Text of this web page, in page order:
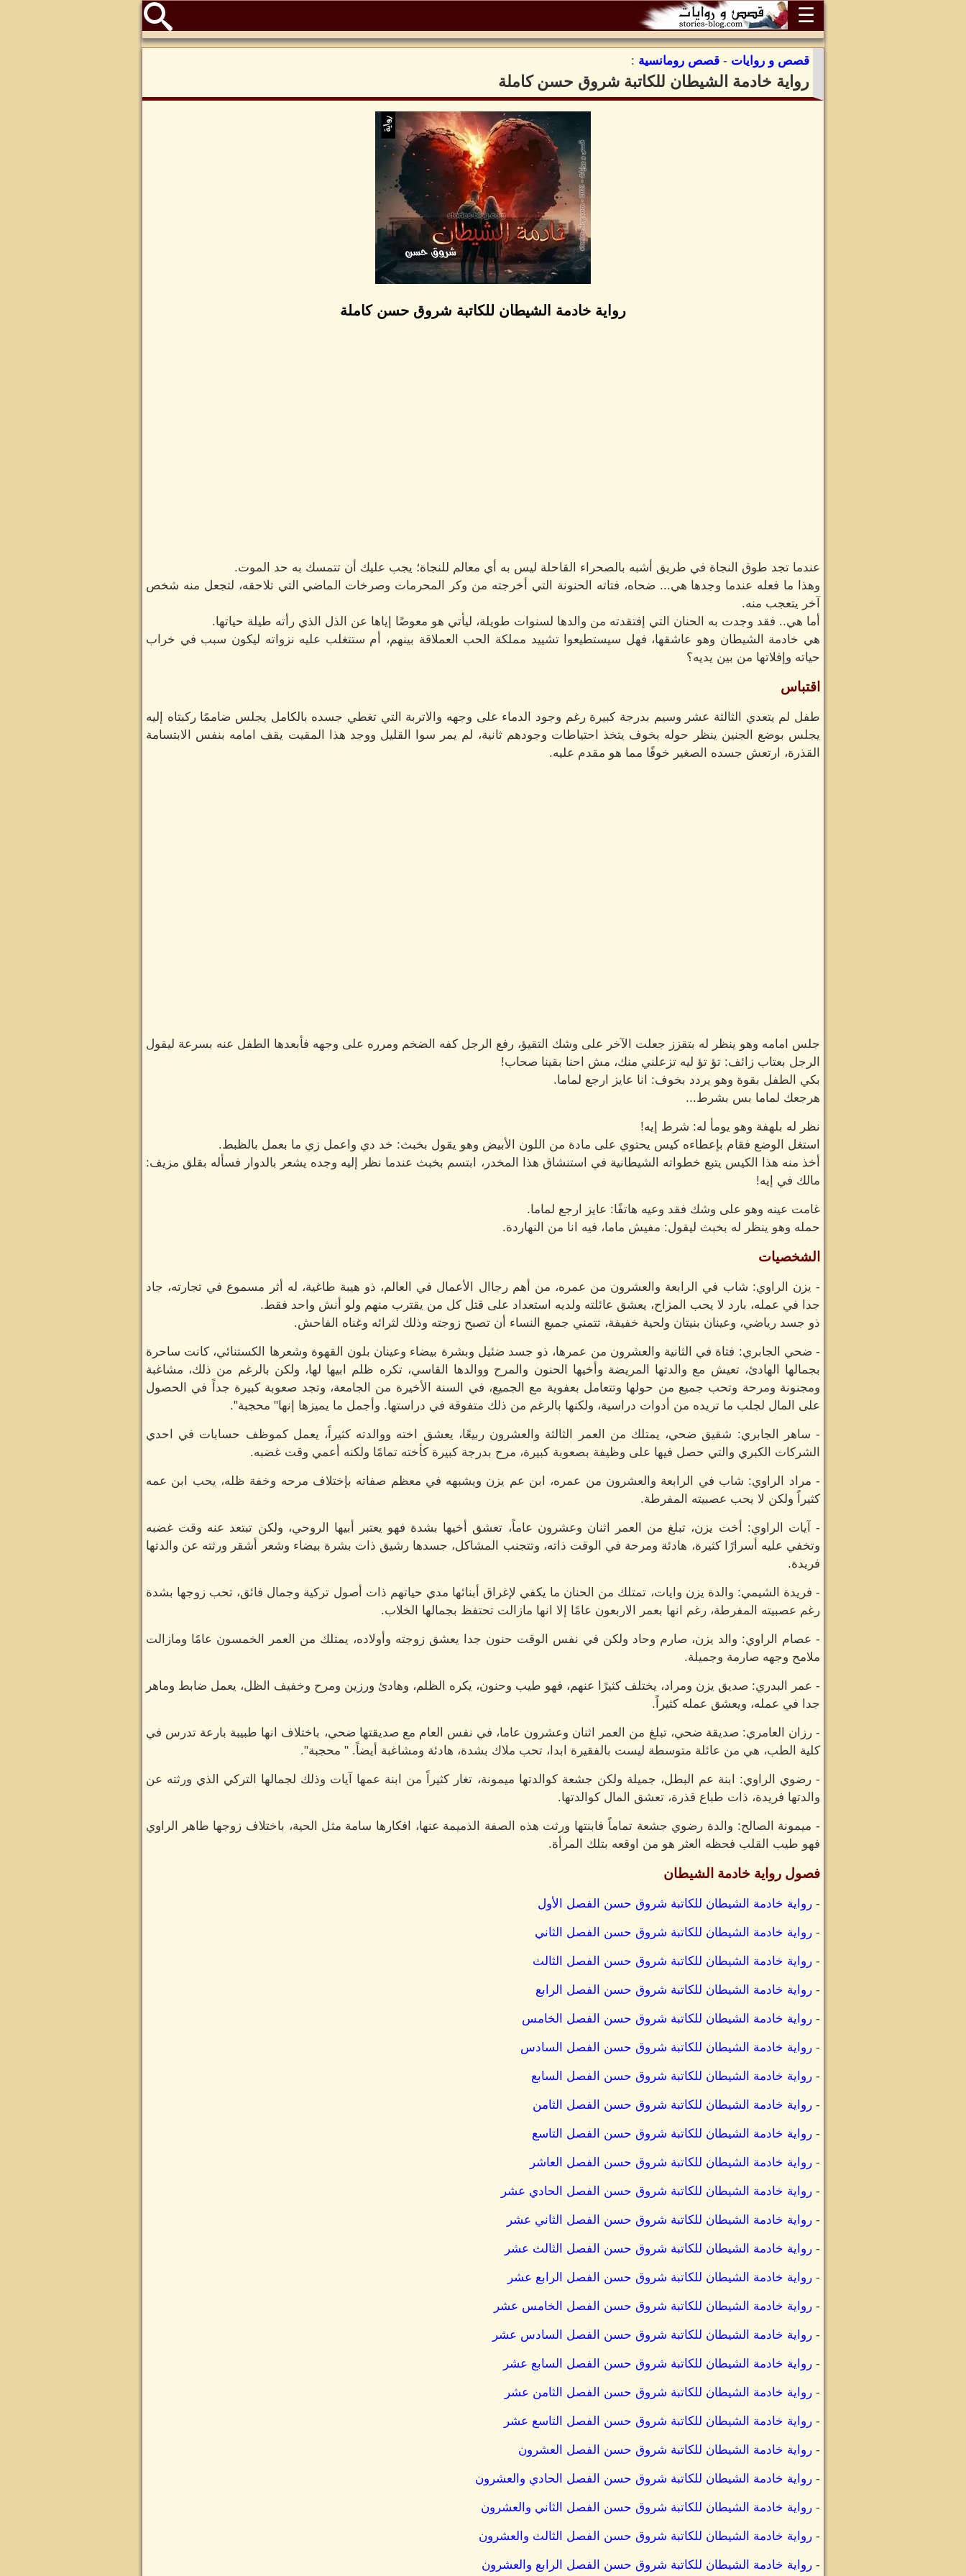
☰
قصص و روايات - قصص رومانسية :
رواية خادمة الشيطان للكاتبة شروق حسن كاملة
رواية خادمة الشيطان للكاتبة شروق حسن كاملة
عندما تجد طوق النجاة في طريق أشبه بالصحراء القاحلة ليس به أي معالم للنجاة؛ يجب عليك أن تتمسك به حد الموت.
وهذا ما فعله عندما وجدها هي... ضحاه، فتاته الحنونة التي أخرجته من وكر المحرمات وصرخات الماضي التي تلاحقه، لتجعل منه شخص
آخر يتعجب منه.
أما هي.. فقد وجدت به الحنان التي إفتقدته من والدها لسنوات طويلة، ليأتي هو معوضًا إياها عن الذل الذي رأته طيلة حياتها.
هي خادمة الشيطان وهو عاشقها، فهل سيستطيعوا تشييد مملكة الحب العملاقة بينهم، أم ستتغلب عليه نزواته ليكون سبب في خراب
حياته وإفلاتها من بين يديه؟
اقتباس
طفل لم يتعدي الثالثة عشر وسيم بدرجة كبيرة رغم وجود الدماء على وجهه والاتربة التي تغطي جسده بالكامل يجلس ضاممًا ركبتاه إليه
يجلس بوضع الجنين ينظر حوله بخوف يتخذ احتياطات وجودهم ثانية، لم يمر سوا القليل ووجد هذا المقيت يقف امامه بنفس الابتسامة
القذرة، ارتعش جسده الصغير خوفًا مما هو مقدم عليه.
جلس امامه وهو ينظر له بتقزز جعلت الآخر على وشك التقيؤ، رفع الرجل كفه الضخم ومرره على وجهه فأبعدها الطفل عنه بسرعة ليقول
الرجل بعتاب زائف: تؤ تؤ ليه تزعلني منك، مش احنا بقينا صحاب!
بكي الطفل بقوة وهو يردد بخوف: انا عايز ارجع لماما.
هرجعك لماما بس بشرط...
نظر له بلهفة وهو يومأ له: شرط إيه!
استغل الوضع فقام بإعطاءه كيس يحتوي على مادة من اللون الأبيض وهو يقول بخبث: خد دي واعمل زي ما بعمل بالظبط.
أخذ منه هذا الكيس يتبع خطواته الشيطانية في استنشاق هذا المخدر، ابتسم بخبث عندما نظر إليه وجده يشعر بالدوار فسأله بقلق مزيف:
مالك في إيه!
غامت عينه وهو على وشك فقد وعيه هاتفًا: عايز ارجع لماما.
حمله وهو ينظر له بخبث ليقول: مفيش ماما، فيه انا من النهاردة.
الشخصيات
- يزن الراوي: شاب في الرابعة والعشرون من عمره، من أهم رجاال الأعمال في العالم، ذو هيبة طاغية، له أثر مسموع في تجارته، جاد
جدا في عمله، بارد لا يحب المزاح، يعشق عائلته ولديه استعداد على قتل كل من يقترب منهم ولو أنش واحد فقط.
ذو جسد رياضي، وعينان بنيتان ولحية خفيفة، تتمني جميع النساء أن تصبح زوجته وذلك لثرائه وغناه الفاحش.
- ضحي الجابري: فتاة في الثانية والعشرون من عمرها، ذو جسد ضئيل وبشرة بيضاء وعينان بلون القهوة وشعرها الكستنائي، كانت ساحرة
بجمالها الهادئ، تعيش مع والدتها المريضة وأخيها الحنون والمرح ووالدها القاسي، تكره ظلم ابيها لها، ولكن بالرغم من ذلك، مشاغبة
ومجنونة ومرحة وتحب جميع من حولها وتتعامل بعفوية مع الجميع، في السنة الأخيرة من الجامعة، وتجد صعوبة كبيرة جداً في الحصول
على المال لجلب ما تريده من أدوات دراسية، ولكنها بالرغم من ذلك متفوقة في دراستها. وأجمل ما يميزها إنها" محجبة".
- ساهر الجابري: شقيق ضحي، يمتلك من العمر الثالثة والعشرون ربيعًا، يعشق اخته ووالدته كثيراً، يعمل كموظف حسابات في احدي
الشركات الكبري والتي حصل فيها على وظيفة بصعوبة كبيرة، مرح بدرجة كبيرة كأخته تمامًا ولكنه أعمي وقت غضبه.
- مراد الراوي: شاب في الرابعة والعشرون من عمره، ابن عم يزن ويشبهه في معظم صفاته بإختلاف مرحه وخفة ظله، يحب ابن عمه
كثيراً ولكن لا يحب عصبيته المفرطة.
- آيات الراوي: أخت يزن، تبلغ من العمر اثنان وعشرون عاماً، تعشق أخيها بشدة فهو يعتبر أبيها الروحي، ولكن تبتعد عنه وقت غضبه
وتخفي عليه أسرارًا كثيرة، هادئة ومرحة في الوقت ذاته، وتتجنب المشاكل، جسدها رشيق ذات بشرة بيضاء وشعر أشقر ورثته عن والدتها
فريدة.
- فريدة الشيمي: والدة يزن وايات، تمتلك من الحنان ما يكفي لإغراق أبنائها مدي حياتهم ذات أصول تركية وجمال فائق، تحب زوجها بشدة
رغم عصبيته المفرطة، رغم انها بعمر الاربعون عامًا إلا انها مازالت تحتفظ بجمالها الخلاب.
- عصام الراوي: والد يزن، صارم وحاد ولكن في نفس الوقت حنون جدا يعشق زوجته وأولاده، يمتلك من العمر الخمسون عامًا ومازالت
ملامح وجهه صارمة وجميلة.
- عمر البدري: صديق يزن ومراد، يختلف كثيرًا عنهم، فهو طيب وحنون، يكره الظلم، وهادئ ورزين ومرح وخفيف الظل، يعمل ضابط وماهر
جدا في عمله، ويعشق عمله كثيراً.
- رزان العامري: صديقة ضحي، تبلغ من العمر اثنان وعشرون عاما، في نفس العام مع صديقتها ضحي، باختلاف انها طبيبة بارعة تدرس في
كلية الطب، هي من عائلة متوسطة ليست بالفقيرة ابدا، تحب ملاك بشدة، هادئة ومشاغبة أيضاً. " محجبة".
- رضوي الراوي: ابنة عم البطل، جميلة ولكن جشعة كوالدتها ميمونة، تغار كثيراً من ابنة عمها آيات وذلك لجمالها التركي الذي ورثته عن
والدتها فريدة، ذات طباع قذرة، تعشق المال كوالدتها.
- ميمونة الصالح: والدة رضوي جشعة تماماً فابنتها ورثت هذه الصفة الذميمة عنها، افكارها سامة مثل الحية، باختلاف زوجها طاهر الراوي
فهو طيب القلب فحظه العثر هو من اوقعه بتلك المرأة.
فصول رواية خادمة الشيطان
- رواية خادمة الشيطان للكاتبة شروق حسن الفصل الأول
- رواية خادمة الشيطان للكاتبة شروق حسن الفصل الثاني
- رواية خادمة الشيطان للكاتبة شروق حسن الفصل الثالث
- رواية خادمة الشيطان للكاتبة شروق حسن الفصل الرابع
- رواية خادمة الشيطان للكاتبة شروق حسن الفصل الخامس
- رواية خادمة الشيطان للكاتبة شروق حسن الفصل السادس
- رواية خادمة الشيطان للكاتبة شروق حسن الفصل السابع
- رواية خادمة الشيطان للكاتبة شروق حسن الفصل الثامن
- رواية خادمة الشيطان للكاتبة شروق حسن الفصل التاسع
- رواية خادمة الشيطان للكاتبة شروق حسن الفصل العاشر
- رواية خادمة الشيطان للكاتبة شروق حسن الفصل الحادي عشر
- رواية خادمة الشيطان للكاتبة شروق حسن الفصل الثاني عشر
- رواية خادمة الشيطان للكاتبة شروق حسن الفصل الثالث عشر
- رواية خادمة الشيطان للكاتبة شروق حسن الفصل الرابع عشر
- رواية خادمة الشيطان للكاتبة شروق حسن الفصل الخامس عشر
- رواية خادمة الشيطان للكاتبة شروق حسن الفصل السادس عشر
- رواية خادمة الشيطان للكاتبة شروق حسن الفصل السابع عشر
- رواية خادمة الشيطان للكاتبة شروق حسن الفصل الثامن عشر
- رواية خادمة الشيطان للكاتبة شروق حسن الفصل التاسع عشر
- رواية خادمة الشيطان للكاتبة شروق حسن الفصل العشرون
- رواية خادمة الشيطان للكاتبة شروق حسن الفصل الحادي والعشرون
- رواية خادمة الشيطان للكاتبة شروق حسن الفصل الثاني والعشرون
- رواية خادمة الشيطان للكاتبة شروق حسن الفصل الثالث والعشرون
- رواية خادمة الشيطان للكاتبة شروق حسن الفصل الرابع والعشرون